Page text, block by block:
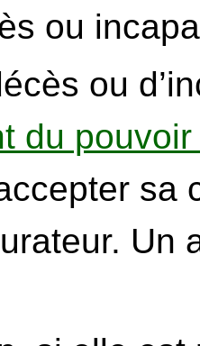
ou
ou
du
sa
Un